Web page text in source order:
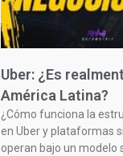
Uber: ¿Es
América Latina?
¿Cómo funciona la
en Uber y plataformas
operan bajo un modelo